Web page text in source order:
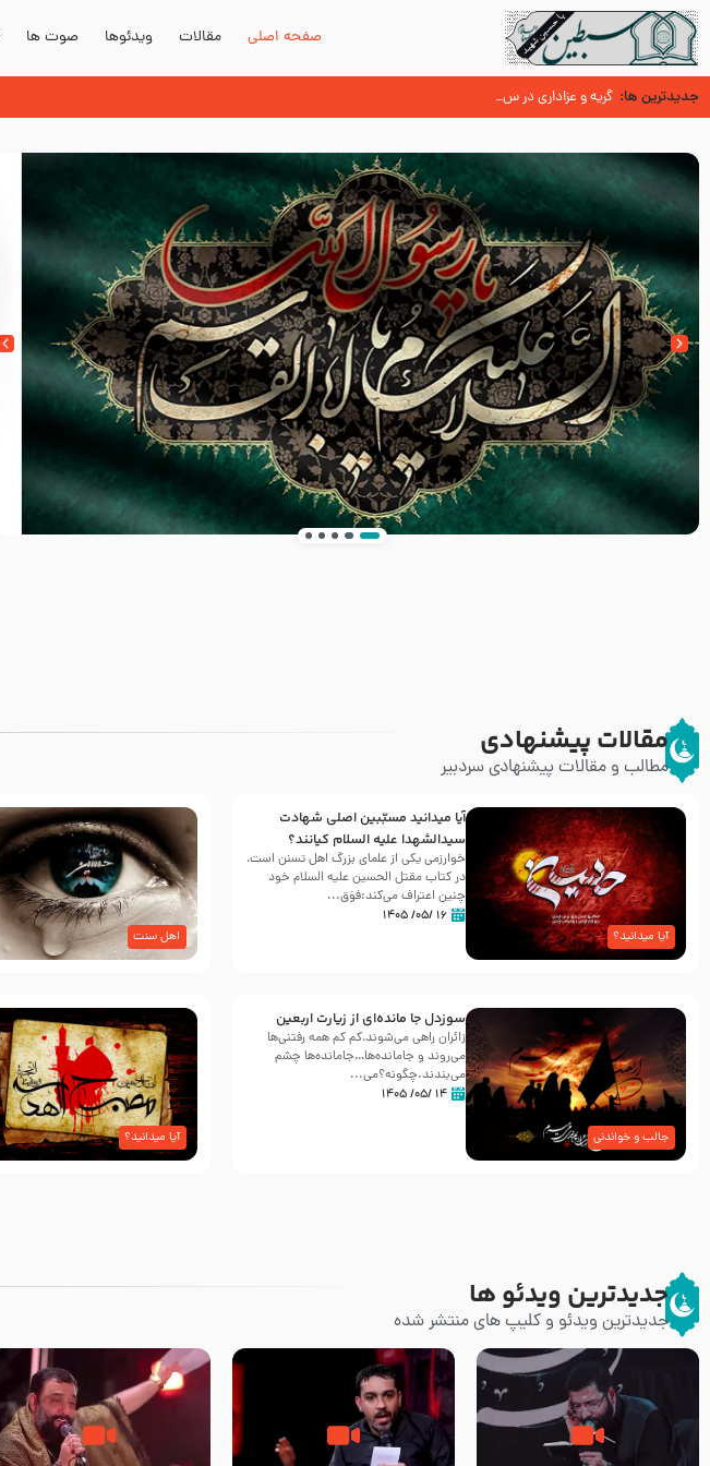
صفحه اصلی مقالات ویدئوها صوت ها
جدیدترین ها: گریه و عزاداری در سیره و سنت پیامبر از منابع اهل سنت
عُمَر با گفتن “حسبنا كتاب اللّه ” به مخالفت با رسول اللّه برخاست
سوزدل جا مانده‌ای از زیارت اربعین
مقالات پیشنهادی
مطالب و مقالات پیشنهادی سردبیر
آیا میدانید؟
آیا میدانید مسبّبین اصلی شهادت
سیدالشهدا علیه ‌السلام کیانند؟
خوارزمی یکی از علمای بزرگ اهل تسنن است،
در کتاب مقتل الحسین علیه ‌السلام خود
چنین اعتراف می‌کند:فوَق...
۱۶ /۰۵/ ۱۴۰۵
اهل سنت
جالب و خواندنی
سوزدل جا مانده‌ای از زیارت اربعین
زائران راهی می‌شوند،کم‌ کم همه رفتنی‌ها
می‌روند و جامانده‌ها…جامانده‌ها چشم
می‌بندند.چگونه؟می‌...
۱۴ /۰۵/ ۱۴۰۵
آیا میدانید؟
جدیدترین ویدئو ها
جدیدترین ویدئو و کلیپ های منتشر شده